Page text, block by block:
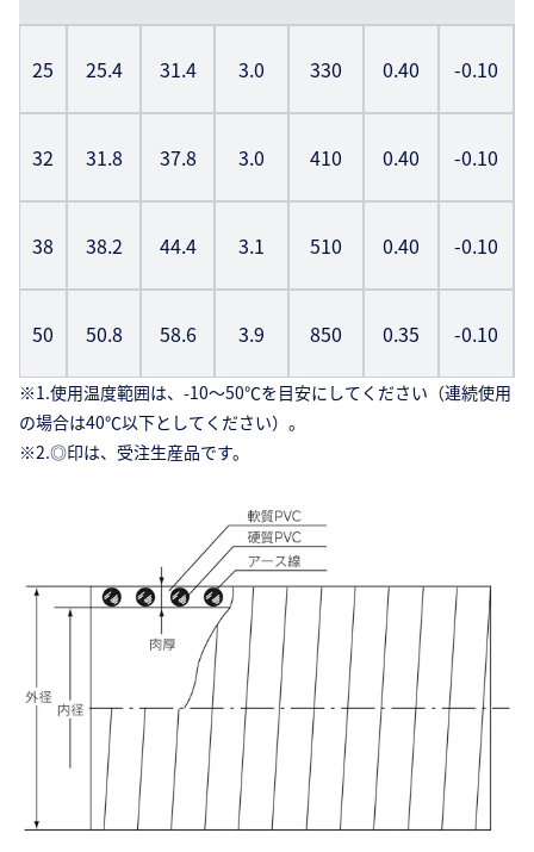
25 25.4 31.4 3.0 330 0.40 -0.10
32 31.8 37.8 3.0 410 0.40 -0.10
38 38.2 44.4 3.1 510 0.40 -0.10
50 50.8 58.6 3.9 850 0.35 -0.10
※1.使用温度範囲は、-10〜50℃を目安にしてください（連続使用
の場合は40℃以下としてください）。
※2.◎印は、受注生産品です。